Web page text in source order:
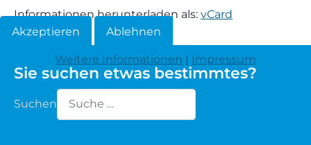
Informationen herunterladen als: vCard
Sie suchen etwas bestimmtes?
Suchen
Akzeptieren Ablehnen
Weitere Informationen | Impressum
Soayschaf
Weiße gehörnte Heidschnucke
Weiße hornlose Heidschnucke